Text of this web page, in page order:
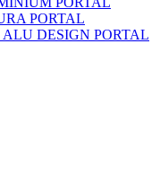
PORTAL
DESIGN PORTAL